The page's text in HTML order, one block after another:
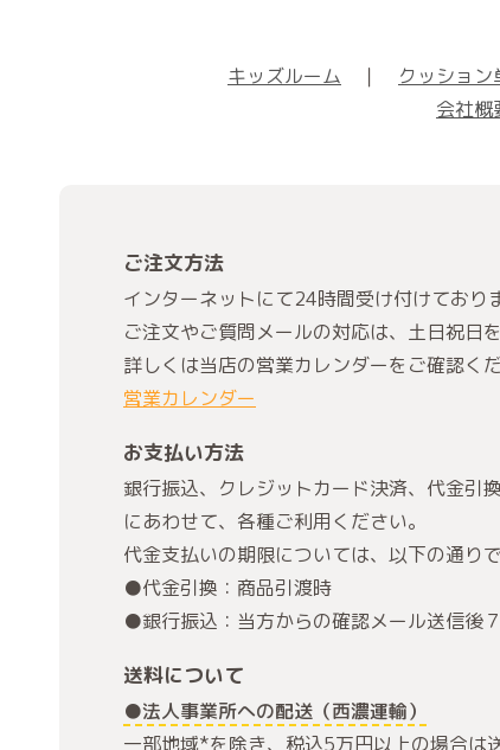
キッズルーム ｜ クッション
会社概
ご注文方法
インターネットにて24時間受け付けており
ご注文やご質問メールの対応は、土日祝日
詳しくは当店の営業カレンダーをご確認くだ
営業カレンダー
お支払い方法
銀行振込、クレジットカード決済、代金引
にあわせて、各種ご利用ください。
代金支払いの期限については、以下の通りで
●代金引換：商品引渡時
●銀行振込：当方からの確認メール送信後
送料について
●法人事業所への配送（西濃運輸）
一部地域*を除き、税込5万円以上の場合は